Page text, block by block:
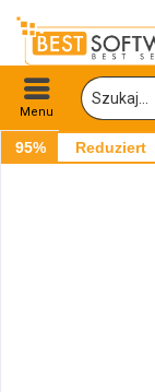
Menu
95% Reduziert